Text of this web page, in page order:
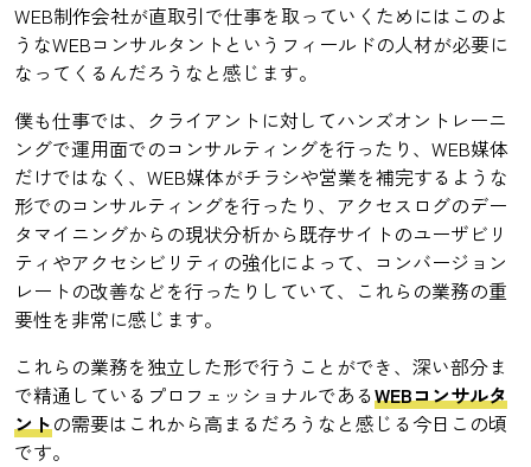
WEB制作会社が直取引で仕事を取っていくためにはこのよ
うなWEBコンサルタントというフィールドの人材が必要に
なってくるんだろうなと感じます。
僕も仕事では、クライアントに対してハンズオントレーニ
ングで運用面でのコンサルティングを行ったり、WEB媒体
だけではなく、WEB媒体がチラシや営業を補完するような
形でのコンサルティングを行ったり、アクセスログのデー
タマイニングからの現状分析から既存サイトのユーザビリ
ティやアクセシビリティの強化によって、コンバージョン
レートの改善などを行ったりしていて、これらの業務の重
要性を非常に感じます。
これらの業務を独立した形で行うことができ、深い部分ま
で精通しているプロフェッショナルであるWEBコンサルタ
ントの需要はこれから高まるだろうなと感じる今日この頃
です。